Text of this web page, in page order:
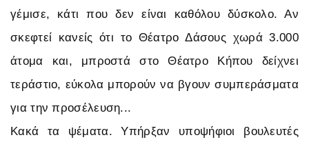
γέμισε, κάτι που δεν είναι καθόλου δύσκολο. Αν
σκεφτεί κανείς ότι το Θέατρο Δάσους χωρά 3.000
άτομα και, μπροστά στο Θέατρο Κήπου δείχνει
τεράστιο, εύκολα μπορούν να βγουν συμπεράσματα
για την προσέλευση...
Κακά τα ψέματα. Υπήρξαν υποψήφιοι βουλευτές